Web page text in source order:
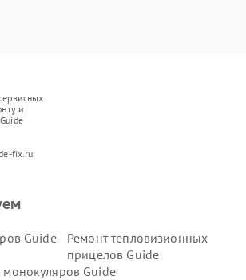
и
fix.ru
Guide
Ремонт тепловизионных
прицелов Guide
Guide